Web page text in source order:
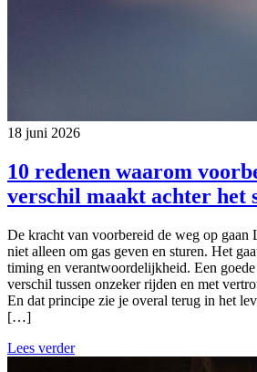
18 juni 2026
10 redenen waarom
verschil maakt achter het
De kracht van voorbereid de weg op gaan
niet alleen om gas geven en sturen. Het
timing en verantwoordelijkheid. Een
verschil tussen onzeker rijden en met
En dat principe zie je overal terug in het
[…]
Lees verder